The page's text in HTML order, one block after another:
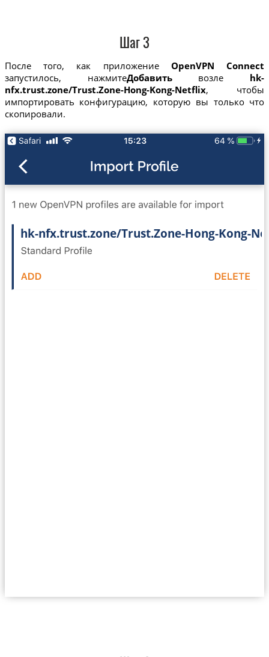
Шаг 3
После того, как приложениеOpenVPN Connect
запустилось, нажмитеДобавитьвозле hk-
nfx.trust.zone/Trust.Zone-Hong-Kong-Netflix, чтобы
импортировать конфигурацию, которую вы только что
скопировали.
hk-nfx.trust.zone/Trust.Zone-Hong-Kong-